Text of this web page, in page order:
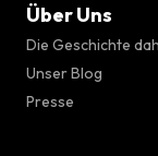
Über Uns
Die Geschichte
Unser Blog
Presse